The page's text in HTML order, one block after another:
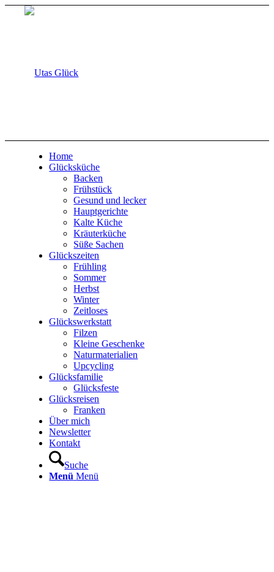
Home
Glücksküche
Backen
Frühstück
Gesund und lecker
Hauptgerichte
Kalte Küche
Kräuterküche
Süße Sachen
Glückszeiten
Frühling
Sommer
Herbst
Winter
Zeitloses
Glückswerkstatt
Filzen
Kleine Geschenke
Naturmaterialien
Upcycling
Glücksfamilie
Glücksfeste
Glücksreisen
Franken
Über mich
Newsletter
Kontakt
Suche
Menü Menü